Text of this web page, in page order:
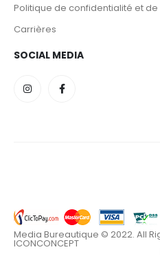
Politique de confidentialité et
Carrières
SOCIAL MEDIA
Media Bureautique © 2022. All
ICONCONCEPT